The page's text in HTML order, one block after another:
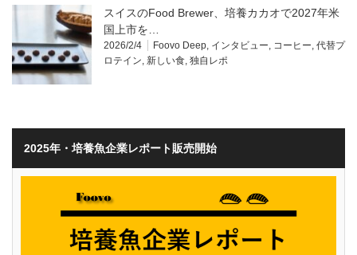
スイスのFood Brewer、培養カカオで2027年米
国上市を…
2026/2/4 Foovo Deep, インタビュー, コーヒー, 代替プ
ロテイン, 新しい食, 独自レポ
2025年・培養魚企業レポート販売開始